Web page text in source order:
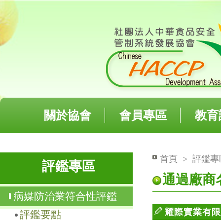
關於協會 會員專區 教
評鑑專區
病媒防治業符合性評鑑
評鑑要點
首頁 > 評鑑
通過廠商
耀際實業有